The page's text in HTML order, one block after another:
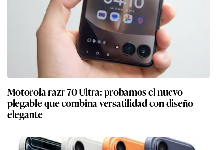
Motorola razr 70 Ultra: probamos el nuevo
plegable que combina versatilidad con diseño
elegante